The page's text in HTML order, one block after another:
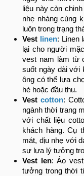
liệu này còn
nhẹ nhàng cùng
luôn trong trạng
Vest
linen: Linen
lại cho người
vest nam làm từ
suốt ngày dài với
ông có thể lựa
hè hoặc đầu thu.
Vest cotton:
ngành thời trang
với chất liệu
khách hàng. Cụ
mát, dịu nhẹ với
sự lựa lý tưởng
Vest len: Áo
tưởng trong thời